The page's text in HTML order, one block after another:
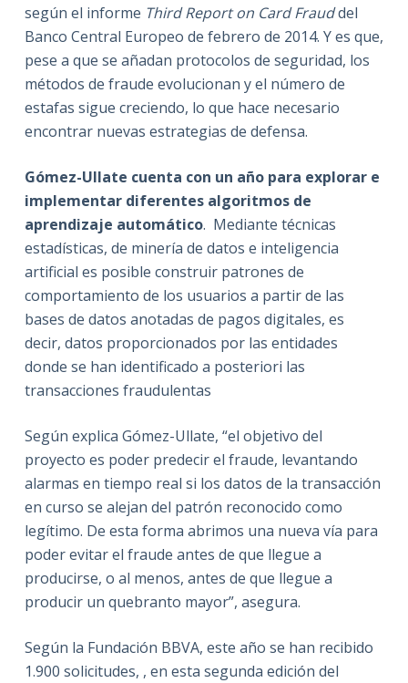
según el informe Third Report on Card Frauddel
Banco Central Europeo de febrero de 2014. Y es que,
pese a que se añadan protocolos de seguridad, los
métodos de fraude evolucionan y el número de
estafas sigue creciendo, lo que hace necesario
encontrar nuevas estrategias de defensa.
Gómez-Ullate cuenta con un año para explorar e
implementar diferentes algoritmos de
aprendizaje automático. Mediante técnicas
estadísticas, de minería de datos e inteligencia
artificial es posible construir patrones de
comportamiento de los usuarios a partir de las
bases de datos anotadas de pagos digitales, es
decir, datos proporcionados por las entidades
donde se han identificado a posteriori las
transacciones fraudulentas
Según explica Gómez-Ullate, “el objetivo del
proyecto es poder predecir el fraude, levantando
alarmas en tiempo real si los datos de la transacción
en curso se alejan del patrón reconocido como
legítimo. De esta forma abrimos una nueva vía para
poder evitar el fraude antes de que llegue a
producirse, o al menos, antes de que llegue a
producir un quebranto mayor”, asegura.
Según la Fundación BBVA, este año se han recibido
1.900 solicitudes, , en esta segunda edición del